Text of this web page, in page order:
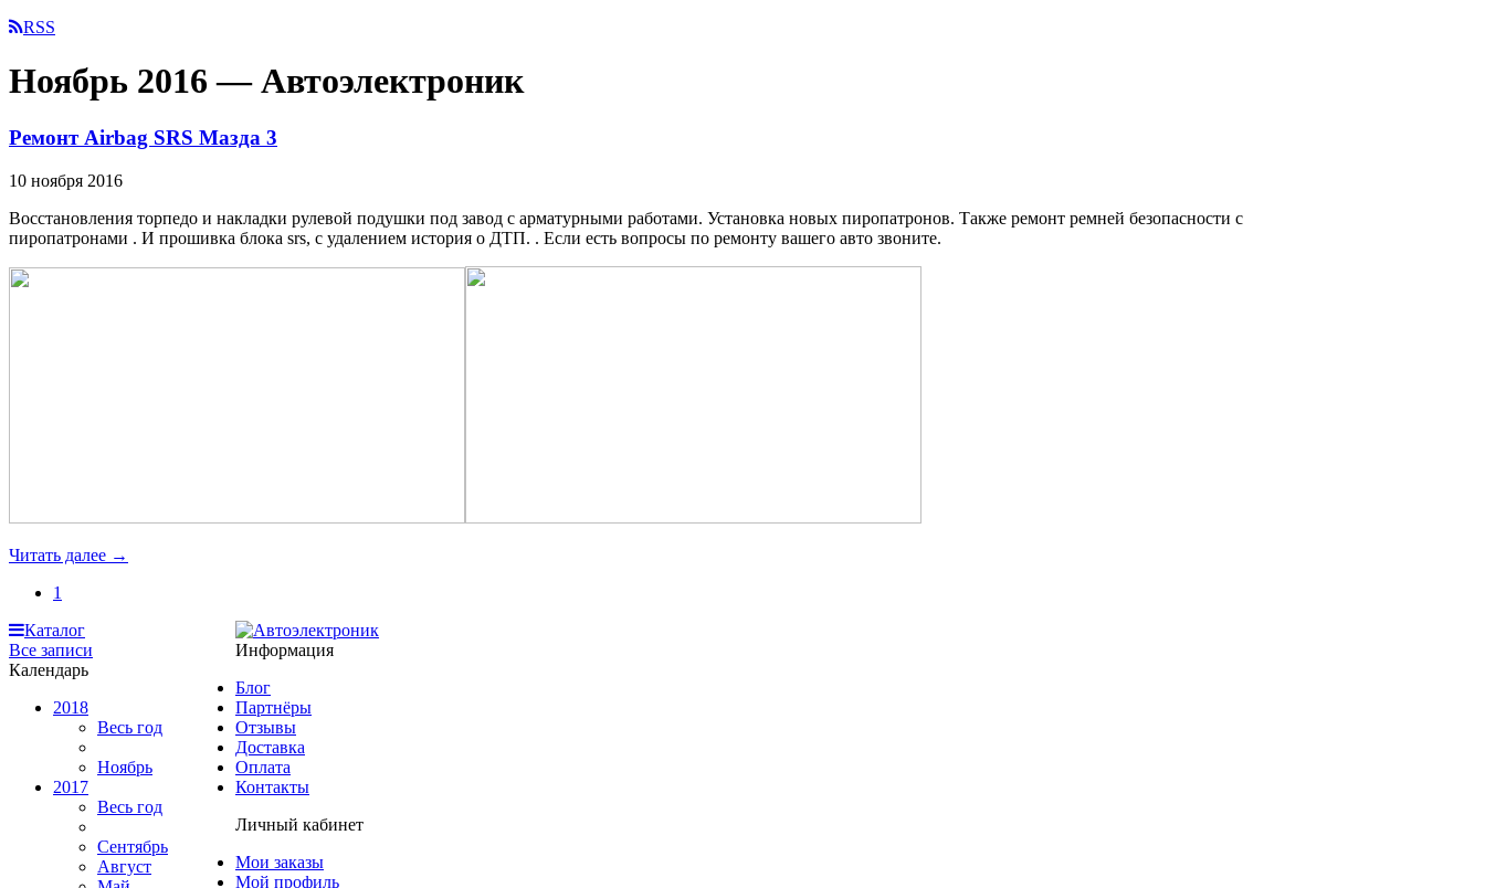
RSS
Ноябрь 2016 — Автоэлектроник
Ремонт Airbag SRS Мазда 3
10 ноября 2016
Восстановления торпедо и накладки рулевой подушки под завод с арматурными работами. Установка новых пиропатронов. Также ремонт ремней безопасности с
пиропатронами . И прошивка блока srs, с удалением история о ДТП. . Если есть вопросы по ремонту вашего авто звоните.
Читать далее →
1
Каталог
Все записи
Календарь
2018
Весь год
Ноябрь
2017
Весь год
Сентябрь
Август
Информация
Блог
Партнёры
Отзывы
Доставка
Оплата
Контакты
Личный кабинет
Мои заказы
Мой профиль